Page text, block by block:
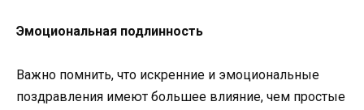
Эмоциональная подлинность
Важно помнить, что искренние и эмоциональные
поздравления имеют большее влияние, чем простые